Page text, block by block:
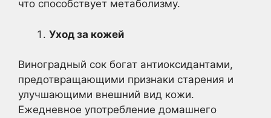
что способствует метаболизму.
Уход за кожей
Виноградный сок богат антиоксидантами,
предотвращающими признаки старения и
улучшающими внешний вид кожи.
Ежедневное употребление домашнего